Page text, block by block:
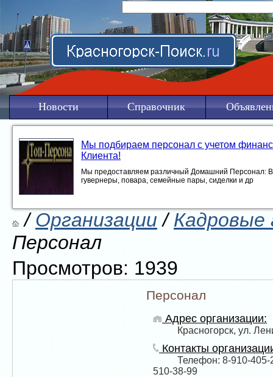
Новости Справочник
Мы подбираем персонал с учетом
Клиента!
Мы предоставляем различный Домашний Персонал:
гувернеры, повара, семейные пары, сиделки и др
/Организации/Кадровые
Персонал
Просмотров: 1939
Персонал
Адрес организации:
Красногорск, ул.
Контакты
Телефон: 8-910-405-
510-38-99